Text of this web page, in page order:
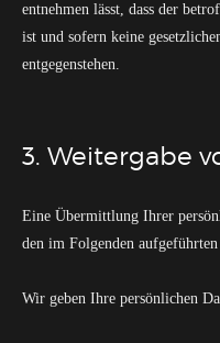
entnehmen lässt, dass der
ist und sofern keine
entgegenstehen.
3. Weitergabe
Eine Übermittlung Ihrer
den im Folgenden
Wir geben Ihre persönlichen